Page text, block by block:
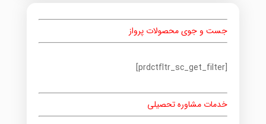
جست و جوی محصولات پرواز
[prdctfltr_sc_get_filter]
خدمات مشاوره تحصیلی